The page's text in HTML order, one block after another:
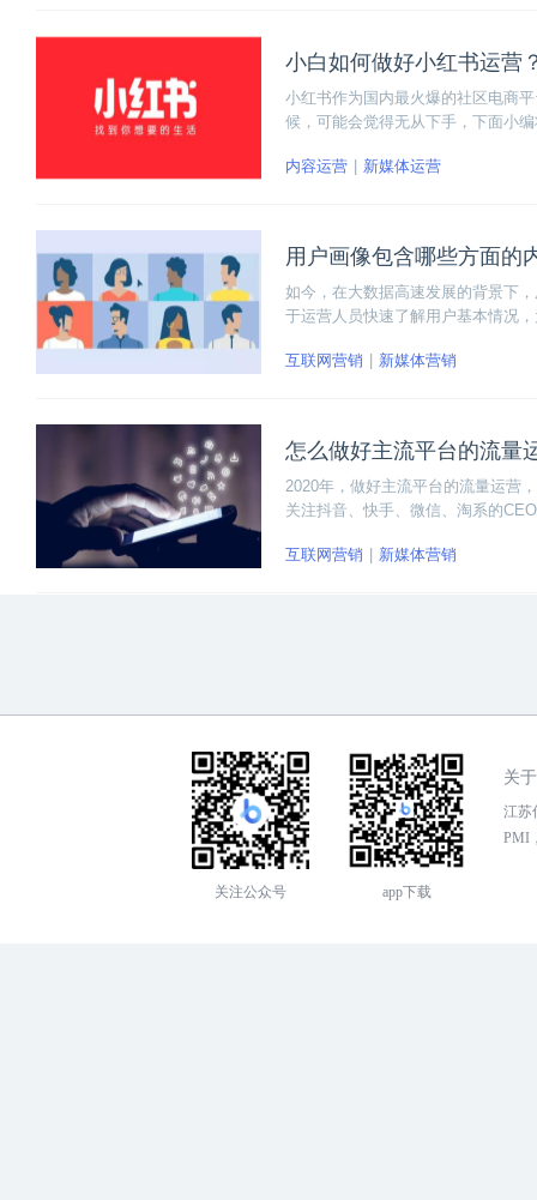
小白如何做好小红书运营
小红书作为国内最火爆的社区电商
候，可能会觉得无从下手，下面小
内容运营
新媒体运营
用户画像包含哪些方面的
如今，在大数据高速发展的背景下
于运营人员快速了解用户基本情况
看看吧！
互联网营销 新媒体营销
怎么做好主流平台的流量
2020年，做好主流平台的流量运营
关注抖音、快手、微信、淘系的
营。
互联网营销 新媒体营销
关注公众号 app下载
关
江苏
PMI